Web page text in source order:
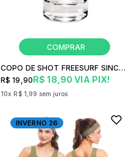
COPO DE SHOT FREESURF SINCE 1990
R$ 18,90 VIA PIX!
R$ 19,90
10x R$ 1,99 sem juros
INVERNO 26